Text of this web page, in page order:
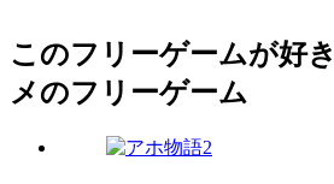
このフリーゲームが好
メのフリーゲーム